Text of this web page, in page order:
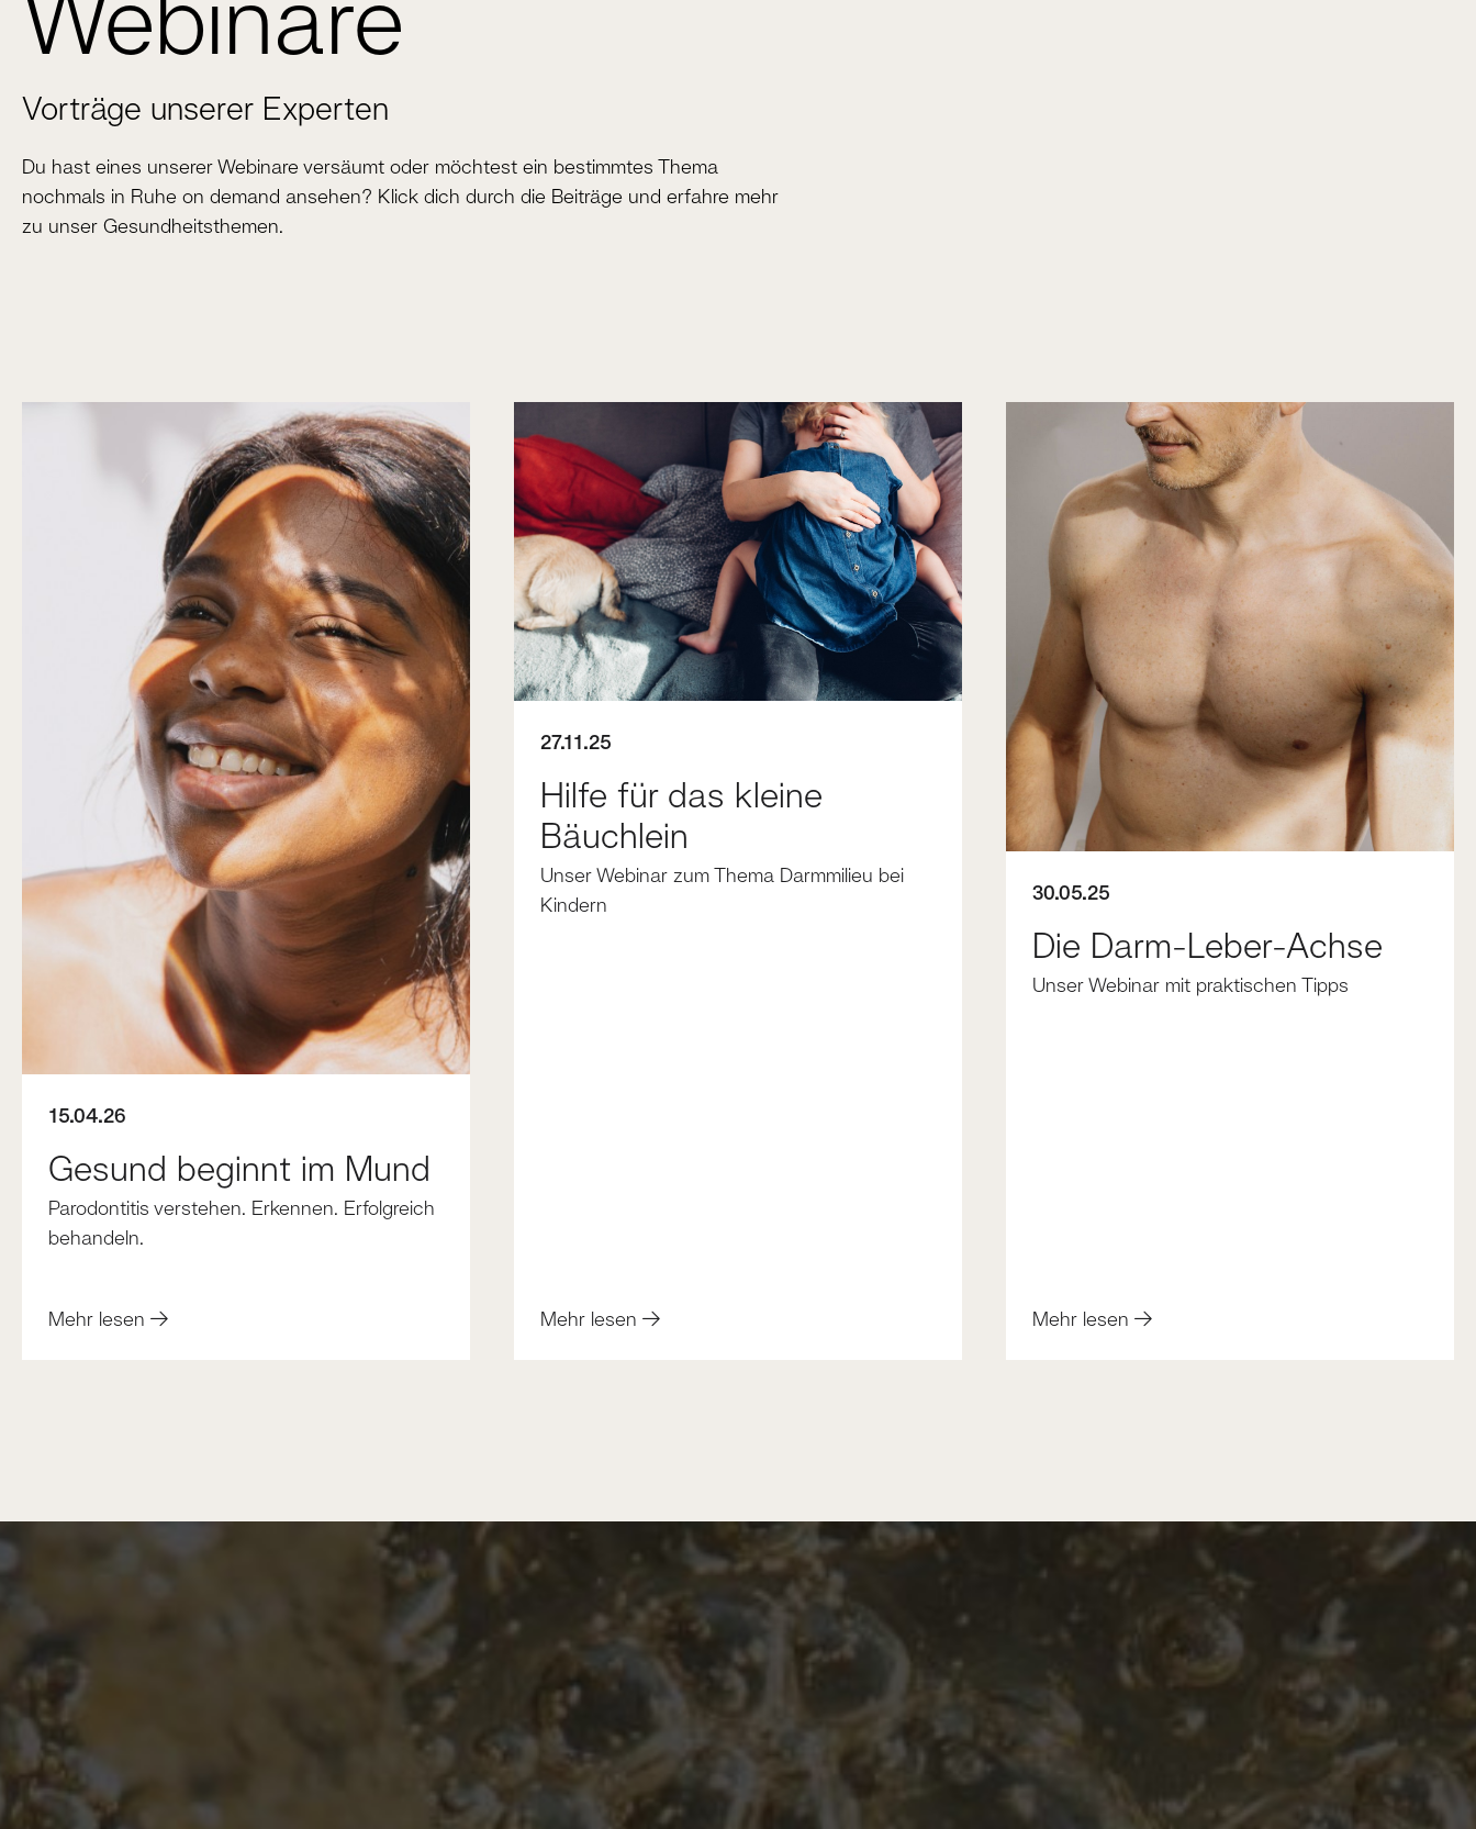
Vorträge unserer Experten
Du hast eines unserer Webinare versäumt oder möchtest ein bestimmtes Thema
nochmals in Ruhe on demand ansehen? Klick dich durch die Beiträge und erfahre mehr
zu unser Gesundheitsthemen.
15.04.26
Gesund beginnt im Mund
Parodontitis verstehen. Erkennen. Erfolgreich
behandeln.
Mehr lesen
27.11.25
Hilfe für das kleine
Bäuchlein
Unser Webinar zum Thema Darmmilieu bei
Kindern
Mehr lesen
30.05.25
Die Darm-Leber-Achse
Unser Webinar mit praktischen Tipps
Mehr lesen